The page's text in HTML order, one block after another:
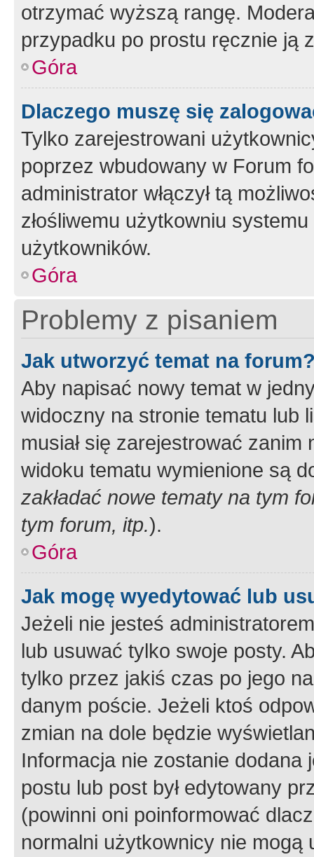
otrzymać wyższą rangę.
przypadku po prostu ręcznie ją
Góra
Dlaczego muszę się
Tylko zarejestrowani
poprzez wbudowany w Forum
administrator włączył tą
złośliwemu użytkowniu
użytkowników.
Góra
Problemy z pisaniem
Jak utworzyć temat na
Aby napisać nowy temat w
widoczny na stronie tematu lub
musiał się zarejestrować
widoku tematu wymienione są
zakładać nowe tematy na tym
tym forum, itp.).
Góra
Jak mogę wyedytować lub
Jeżeli nie jesteś
lub usuwać tylko swoje posty.
tylko przez jakiś czas po jego
danym poście. Jeżeli ktoś
zmian na dole będzie
Informacja nie zostanie dodana
postu lub post był edytowany
(powinni oni poinformować
normalni użytkownicy nie